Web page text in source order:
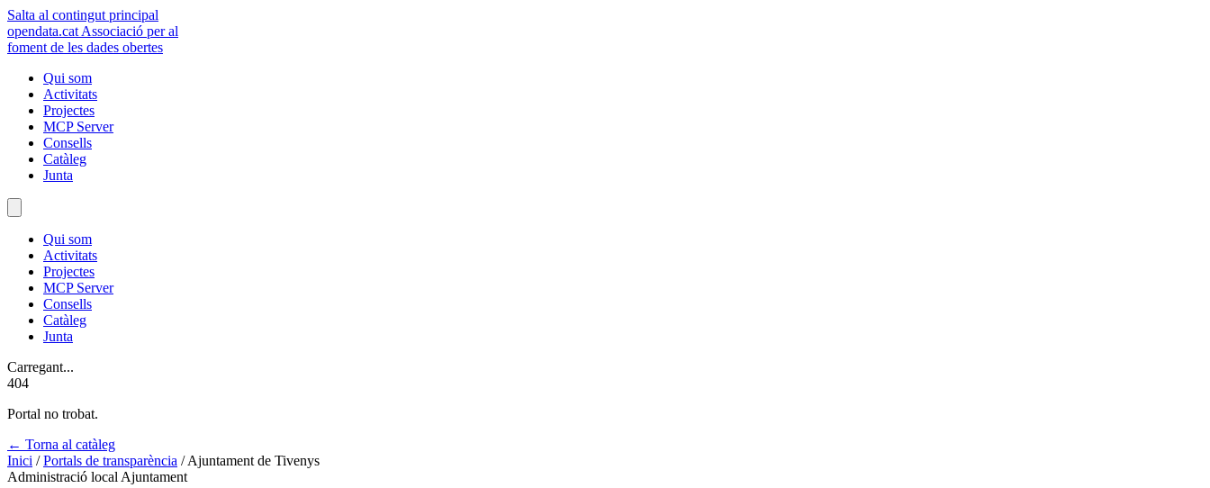
Salta al contingut principal
opendata.cat Associació per al
foment de les dades obertes
Qui som
Activitats
Projectes
MCP Server
Consells
Catàleg
Junta
Qui som
Activitats
Projectes
MCP Server
Consells
Catàleg
Junta
Carregant...
404
Portal no trobat.
← Torna al catàleg
Inici / Portals de transparència / Ajuntament de Tivenys
Administració local Ajuntament